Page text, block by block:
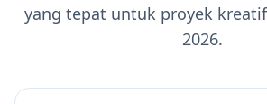
yang tepat untuk proyek
2026.